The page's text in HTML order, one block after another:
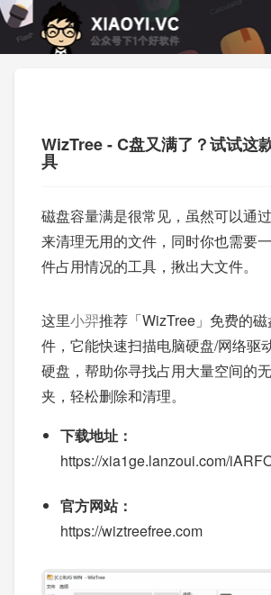
WizTree - C盘又满了？试试这
具
磁盘容量满是很常见，虽然可以通
来清理无用的文件，同时你也需要
件占用情况的工具，揪出大文件。
这里小羿推荐「WizTree」免费的
件，它能快速扫描电脑硬盘/网络驱
硬盘，帮助你寻找占用大量空间的
夹，轻松删除和清理。
下载地址：
https://xia1ge.lanzoui.com/
官方网站：
https://wiztreefree.com